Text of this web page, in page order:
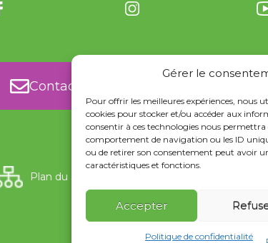
Gérer le
Pour offrir les meilleures expériences, nous
cookies pour stocker et/ou accéder aux
consentir à ces technologies nous permettra
comportement de navigation ou les ID
ou de retirer son consentement peut avoir
caractéristiques et fonctions.
Accepter
Politique de confidentialité
Contact
Plan du site